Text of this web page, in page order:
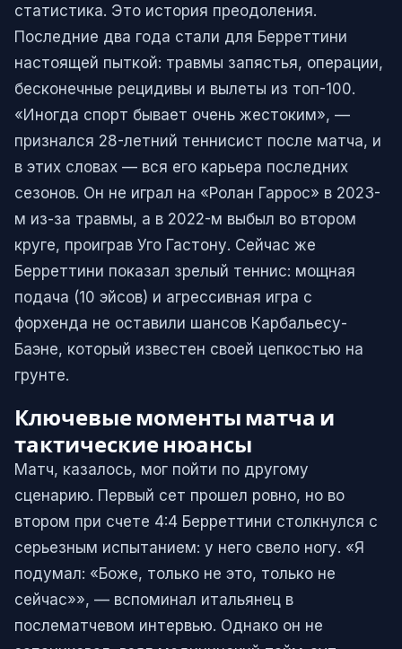
статистика. Это история преодоления.
Последние два года стали для Берреттини
настоящей пыткой: травмы запястья, операции,
бесконечные рецидивы и вылеты из топ-100.
«Иногда спорт бывает очень жестоким», —
признался 28-летний теннисист после матча, и
в этих словах — вся его карьера последних
сезонов. Он не играл на «Ролан Гаррос» в 2023-
м из-за травмы, а в 2022-м выбыл во втором
круге, проиграв Уго Гастону. Сейчас же
Берреттини показал зрелый теннис: мощная
подача (10 эйсов) и агрессивная игра с
форхенда не оставили шансов Карбальесу-
Баэне, который известен своей цепкостью на
грунте.
Ключевые моменты матча и
тактические нюансы
Матч, казалось, мог пойти по другому
сценарию. Первый сет прошел ровно, но во
втором при счете 4:4 Берреттини столкнулся с
серьезным испытанием: у него свело ногу. «Я
подумал: «Боже, только не это, только не
сейчас»», — вспоминал итальянец в
послематчевом интервью. Однако он не